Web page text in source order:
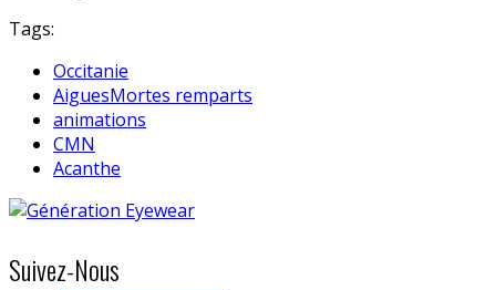
Tags:
Occitanie
AiguesMortes remparts
animations
CMN
Acanthe
Suivez-Nous